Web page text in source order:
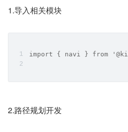
1.导入相关模块
import { navi } from
2.路径规划开发